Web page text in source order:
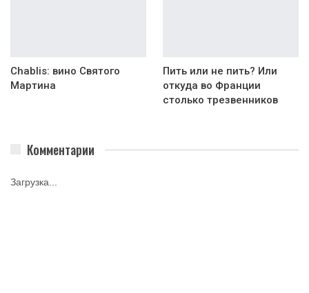
Chablis: вино Святого
Мартина
Пить или не пить? Или
откуда во Франции
столько трезвенников
Комментарии
Загрузка...